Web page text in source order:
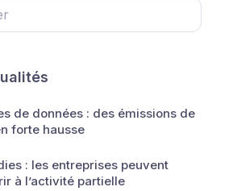
de données : des émissions de
forte hausse
: les entreprises peuvent
à l’activité partielle